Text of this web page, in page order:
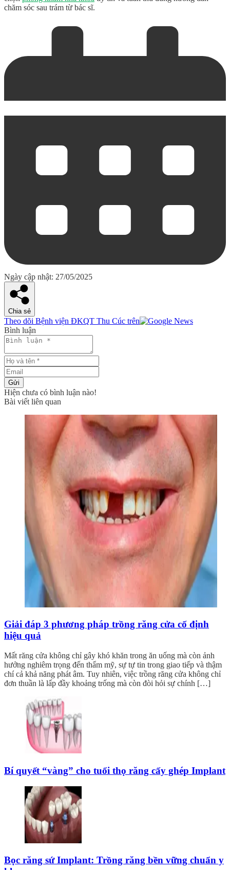
chăm sóc sau trám từ bác sĩ.
Ngày cập nhật: 27/05/2025
Chia sẻ
Theo dõi Bệnh viện ĐKQT Thu Cúc trên
Bình luận
Gửi
Hiện chưa có bình luận nào!
Bài viết liên quan
Giải đáp 3 phương pháp trồng răng cửa cố định
hiệu quả
Mất răng cửa không chỉ gây khó khăn trong ăn uống mà còn ảnh
hưởng nghiêm trọng đến thẩm mỹ, sự tự tin trong giao tiếp và thậm
chí cả khả năng phát âm. Tuy nhiên, việc trồng răng cửa không chỉ
đơn thuần là lấp đầy khoảng trống mà còn đòi hỏi sự chính […]
Bí quyết “vàng” cho tuổi thọ răng cấy ghép Implant
Bọc răng sứ Implant: Trồng răng bền vững chuẩn y